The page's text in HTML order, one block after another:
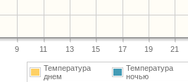
9 11 13 15 17 19 21
Температура
днем
Температура
ночью